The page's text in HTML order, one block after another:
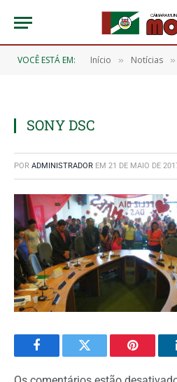
VOCÊ ESTÁ EM: Início » Notícias »
SONY DSC
POR ADMINISTRADOR EM 21 DE MAIO DE
FacebookTwitter Pinterest